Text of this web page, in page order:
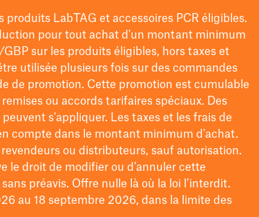
produits LabTAG et accessoires PCR éligibles.
pour tout achat d'un montant minimum
sur les produits éligibles, hors taxes et
utilisée plusieurs fois sur des commandes
de promotion. Cette promotion est cumulable
ou accords tarifaires spéciaux. Des
s'appliquer. Les taxes et les frais de
compte dans le montant minimum d'achat.
ou distributeurs, sauf autorisation.
le droit de modifierou d’annuler cette
préavis. Offre nulle là où la loi l’interdit.
au 18 septembre 2026, dans la limite des